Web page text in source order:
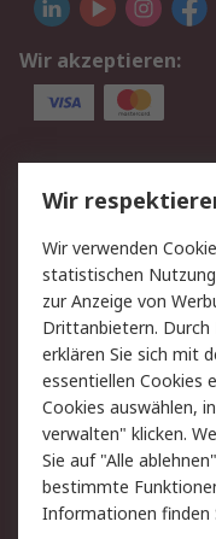
Wir akzeptieren:
Service
Value Added
Rücksendungen
Hilfe
Rechtliches
AGB
Cookie-Richtlinie
Copyright/
Wir
Wir verwenden
statistischen
zur Anzeige von
Drittanbietern. Durch
erklären Sie sich mit
essentiellen Cookies
Cookies auswählen,
verwalten" klicken.
Sie auf "Alle
bestimmte
Informationen finden